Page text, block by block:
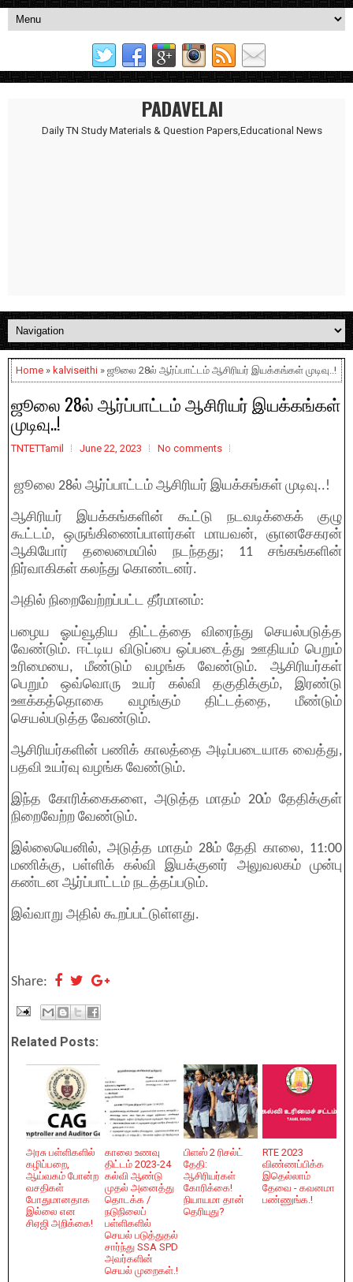
PADAVELAI
Daily TN Study Materials & Question Papers,Educational News
Home » kalviseithi » ஜூலை 28ல் ஆர்ப்பாட்டம் ஆசிரியர் இயக்கங்கள் முடிவு..!
ஜூலை 28ல் ஆர்ப்பாட்டம் ஆசிரியர் இயக்கங்கள்
முடிவு..!
TNTETTamil June 22, 2023 No comments
ஜூலை 28ல் ஆர்ப்பாட்டம் ஆசிரியர் இயக்கங்கள் முடிவு..!
ஆசிரியர் இயக்கங்களின் கூட்டு நடவடிக்கைக் குழு
கூட்டம், ஒருங்கிணைப்பாளர்கள் மாயவன், ஞானசேகரன்
ஆகியோர் தலைமையில் நடந்தது; 11 சங்கங்களின்
நிர்வாகிகள் கலந்து கொண்டனர்.
அதில் நிறைவேற்றப்பட்ட தீர்மானம்:
பழைய ஓய்வூதிய திட்டத்தை விரைந்து செயல்படுத்த
வேண்டும். ஈட்டிய விடுப்பை ஒப்படைத்து ஊதியம் பெறும்
உரிமையை, மீண்டும் வழங்க வேண்டும். ஆசிரியர்கள்
பெறும் ஒவ்வொரு உயர் கல்வி தகுதிக்கும், இரண்டு
ஊக்கத்தொகை வழங்கும் திட்டத்தை, மீண்டும்
செயல்படுத்த வேண்டும்.
ஆசிரியர்களின் பணிக் காலத்தை அடிப்படையாக வைத்து,
பதவி உயர்வு வழங்க வேண்டும்.
இந்த கோரிக்கைகளை, அடுத்த மாதம் 20ம் தேதிக்குள்
நிறைவேற்ற வேண்டும்.
இல்லையெனில், அடுத்த மாதம் 28ம் தேதி காலை, 11:00
மணிக்கு, பள்ளிக் கல்வி இயக்குனர் அலுவலகம் முன்பு
கண்டன ஆர்ப்பாட்டம் நடத்தப்படும்.
இவ்வாறு அதில் கூறப்பட்டுள்ளது.
Share:
Related Posts:
அரசு பள்ளிகளில்
கழிப்பறை,
ஆய்வகம் போன்ற
வசதிகள்
போதுமானதாக
இல்லை என
சிஏஜி அறிக்கை!
காலை உணவு
திட்டம் 2023-24
கல்வி ஆண்டு
முதல் அனைத்து
தொடக்க /
நடுநிலைப்
பள்ளிகளில்
செயல் படுத்துதல்
சார்ந்து SSA SPD
அவர்களின்
செயல் முறைகள்.!
பிளஸ் 2 ரிசல்ட்
தேதி:
ஆசிரியர்கள்
கோரிக்கை!
நியாயமா தான்
தெரியுது?
RTE 2023
விண்ணப்பிக்க
இதெல்லாம்
தேவை - கவனமா
பண்ணுங்க.!